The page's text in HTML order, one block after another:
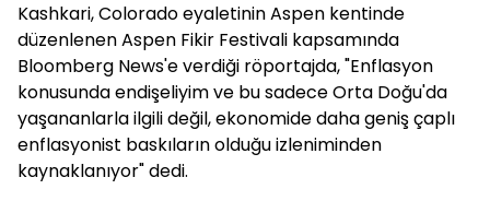
Kashkari, Colorado eyaletinin Aspen kentinde
düzenlenen Aspen Fikir Festivali kapsamında
Bloomberg News'e verdiği röportajda, "Enflasyon
konusunda endişeliyim ve bu sadece Orta Doğu'da
yaşananlarla ilgili değil, ekonomide daha geniş çaplı
enflasyonist baskıların olduğu izleniminden
kaynaklanıyor" dedi.